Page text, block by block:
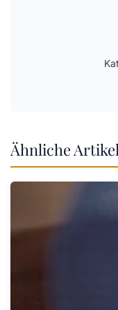
Ähnliche Artikel